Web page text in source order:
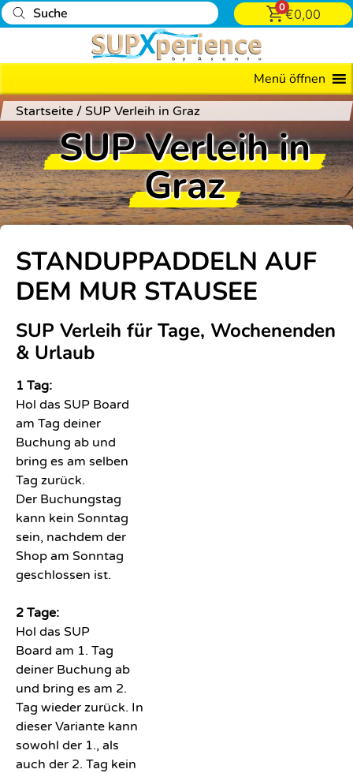
0€0,00
Menü öffnen
Startseite / SUP Verleih in Graz
SUP Verleih in
Graz
STANDUPPADDELN AUF
DEM MUR STAUSEE
SUP Verleih für Tage, Wochenenden
& Urlaub
1 Tag:
Hol das SUP Board
am Tag deiner
Buchung ab und
bring es am selben
Tag zurück.
Der Buchungstag
kann kein Sonntag
sein, nachdem der
Shop am Sonntag
geschlossen ist.
2 Tage:
Hol das SUP
Board am 1. Tag
deiner Buchung ab
und bring es am 2.
Tag wieder zurück. In
dieser Variante kann
sowohl der 1., als
auch der 2. Tag kein